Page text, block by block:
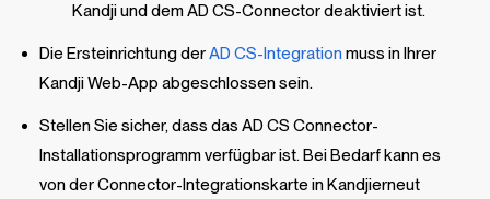
Kandjiund dem AD CS-Connector deaktiviert ist.
Die Ersteinrichtung derAD CS-Integrationmuss in Ihrer
KandjiWeb-App abgeschlossen sein.
Stellen Sie sicher, dass das AD CS Connector-
Installationsprogramm verfügbar ist. Bei Bedarf kann es
von der Connector-Integrationskarte in Kandjierneut